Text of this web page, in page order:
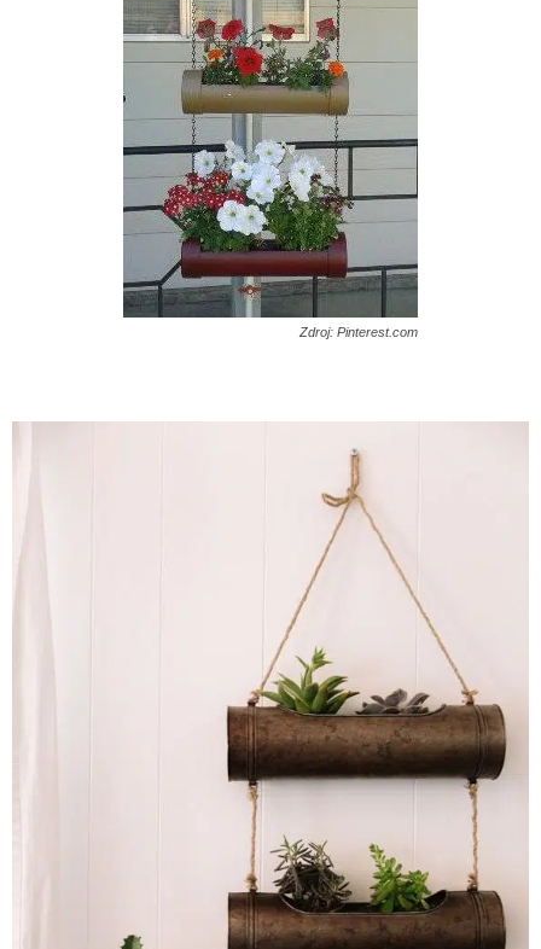
Zdroj: Pinterest.com